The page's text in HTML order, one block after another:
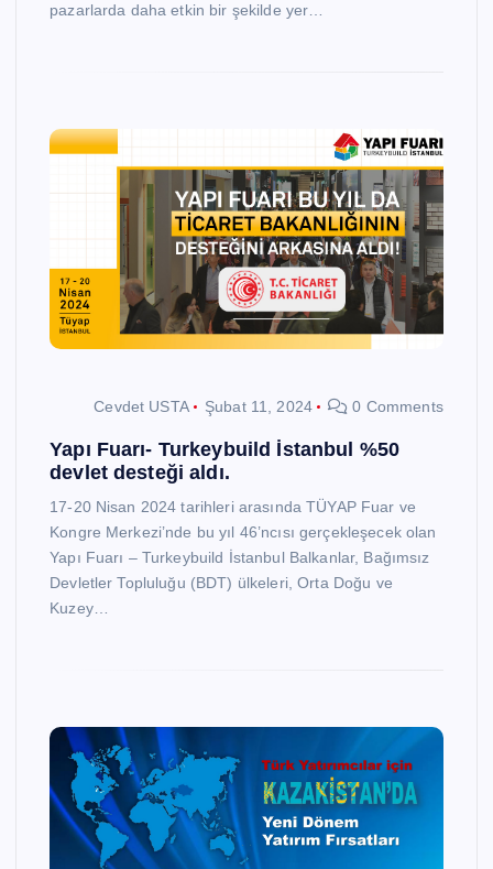
pazarlarda daha etkin bir şekilde yer…
Cevdet USTA Şubat 11, 2024 0 Comments
Yapı Fuarı- Turkeybuild İstanbul %50
devlet desteği aldı.
17-20 Nisan 2024 tarihleri arasında TÜYAP Fuar ve
Kongre Merkezi’nde bu yıl 46’ncısı gerçekleşecek olan
Yapı Fuarı – Turkeybuild İstanbul Balkanlar, Bağımsız
Devletler Topluluğu (BDT) ülkeleri, Orta Doğu ve
Kuzey…